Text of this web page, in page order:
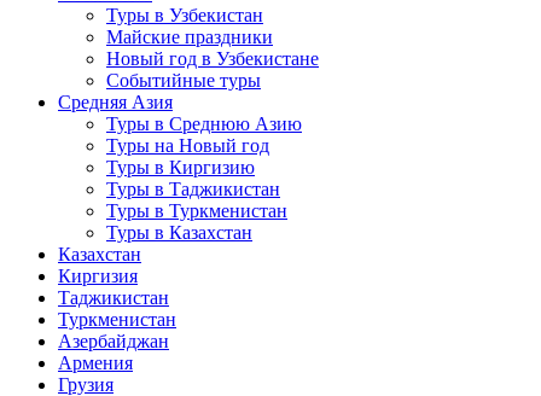
Туры в Узбекистан
Майские праздники
Новый год в Узбекистане
Событийные туры
Средняя Азия
Туры в Среднюю Азию
Туры на Новый год
Туры в Киргизию
Туры в Таджикистан
Туры в Туркменистан
Туры в Казахстан
Казахстан
Киргизия
Таджикистан
Туркменистан
Азербайджан
Армения
Грузия